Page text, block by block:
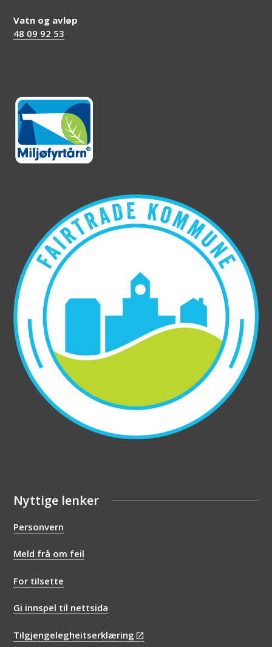
Vatn og avløp
48 09 92 53
Nyttige lenker
Personvern
Meld frå om feil
For tilsette
Gi innspel til nettsida
Tilgjengelegheitserklæring